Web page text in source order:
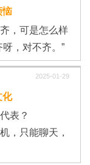
恼
，可是怎么样
，对不齐。”
2025-01-29
化
表？
，只能聊天，